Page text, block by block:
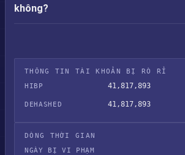
không?
THÔNG TIN TÀI KHOẢN BỊ RÒ RỈ
HIBP
41,817,893
DEHASHED 41,817,893
DÒNG THỜI GIAN
NGÀY BỊ VI PHẠM